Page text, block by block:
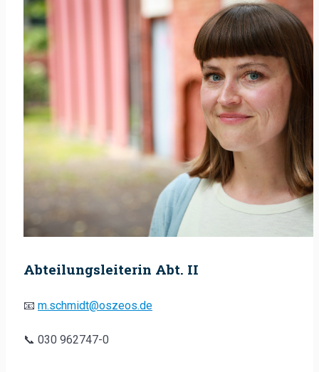
Abteilungsleiterin Abt. II
📧 m.schmidt@oszeos.de
📞 030 962747-0